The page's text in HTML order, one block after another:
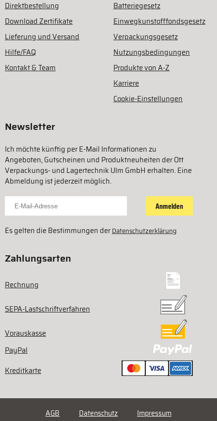
Direktbestellung
Download Zertifikate
Lieferung und Versand
Hilfe/FAQ
Kontakt & Team
Batteriegesetz
Einwegkunstofffondsgesetz
Verpackungsgesetz
Nutzungsbedingungen
Produkte von A-Z
Karriere
Cookie-Einstellungen
Newsletter
Ich möchte künftig per E-Mail Informationen zu
Angeboten, Gutscheinen und Produktneuheiten der Ott
Verpackungs- und Lagertechnik Ulm GmbH erhalten. Eine
Abmeldung ist jederzeit möglich.
Für Newsletter anmelden
Anmelden
Es gelten die Bestimmungen derDatenschutzerklärung
Zahlungsarten
Rechnung
SEPA-Lastschriftverfahren
Vorauskasse
PayPal
Kreditkarte
AGB Datenschutz Impressum